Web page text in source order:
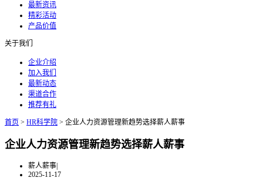
最新资讯
精彩活动
产品价值
关于我们
企业介绍
加入我们
最新动态
渠道合作
推荐有礼
首页 > HR科学院 > 企业人力资源管理新趋势选择薪人薪事
企业人力资源管理新趋势选择薪人薪事
薪人薪事|
2025-11-17